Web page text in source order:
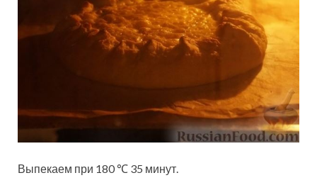
Выпекаем при 180 ℃ 35 минут.